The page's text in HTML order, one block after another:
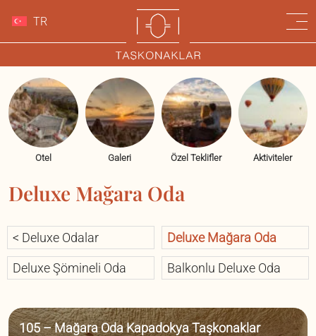
TR
Otel Galeri Özel Teklifler Aktiviteler
Deluxe Mağara Oda
< Deluxe Odalar Deluxe Mağara Oda
Deluxe Şömineli Oda Balkonlu Deluxe Oda
105 – Mağara Oda Kapadokya Taşkonaklar